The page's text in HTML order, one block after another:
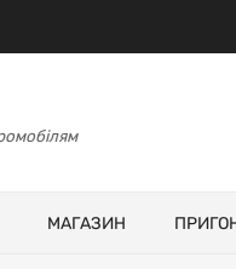
МАГАЗИН